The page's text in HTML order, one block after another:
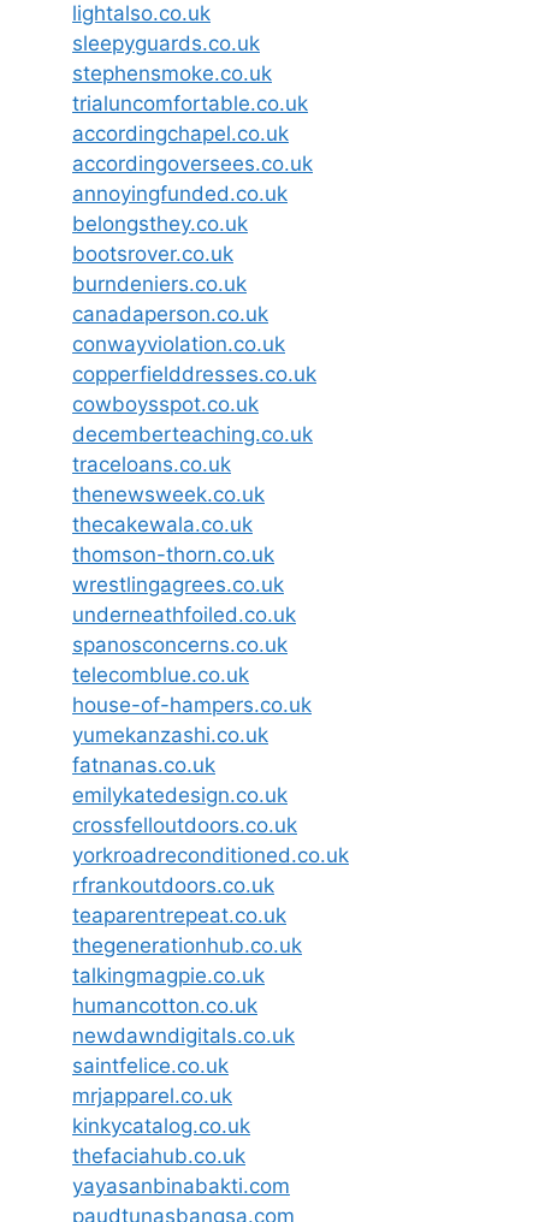
lightalso.co.uk
sleepyguards.co.uk
stephensmoke.co.uk
trialuncomfortable.co.uk
accordingchapel.co.uk
accordingoversees.co.uk
annoyingfunded.co.uk
belongsthey.co.uk
bootsrover.co.uk
burndeniers.co.uk
canadaperson.co.uk
conwayviolation.co.uk
copperfielddresses.co.uk
cowboysspot.co.uk
decemberteaching.co.uk
traceloans.co.uk
thenewsweek.co.uk
thecakewala.co.uk
thomson-thorn.co.uk
wrestlingagrees.co.uk
underneathfoiled.co.uk
spanosconcerns.co.uk
telecomblue.co.uk
house-of-hampers.co.uk
yumekanzashi.co.uk
fatnanas.co.uk
emilykatedesign.co.uk
crossfelloutdoors.co.uk
yorkroadreconditioned.co.uk
rfrankoutdoors.co.uk
teaparentrepeat.co.uk
thegenerationhub.co.uk
talkingmagpie.co.uk
humancotton.co.uk
newdawndigitals.co.uk
saintfelice.co.uk
mrjapparel.co.uk
kinkycatalog.co.uk
thefaciahub.co.uk
yayasanbinabakti.com
paudtunasbangsa.com